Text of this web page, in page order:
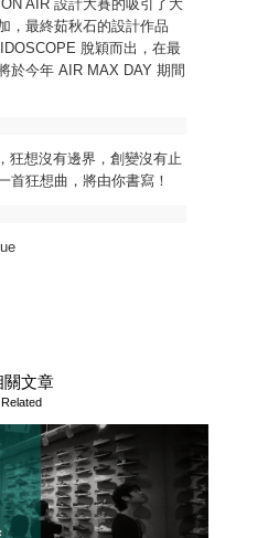
AIR 設計大賽的吸引了大
，最終茹秋石的設計作品
脫穎而出，在最
於今年 AIR MAX DAY 期間
狂想沒有邊界，創變沒有止
首狂想曲，將由你書寫！
關文章
Related